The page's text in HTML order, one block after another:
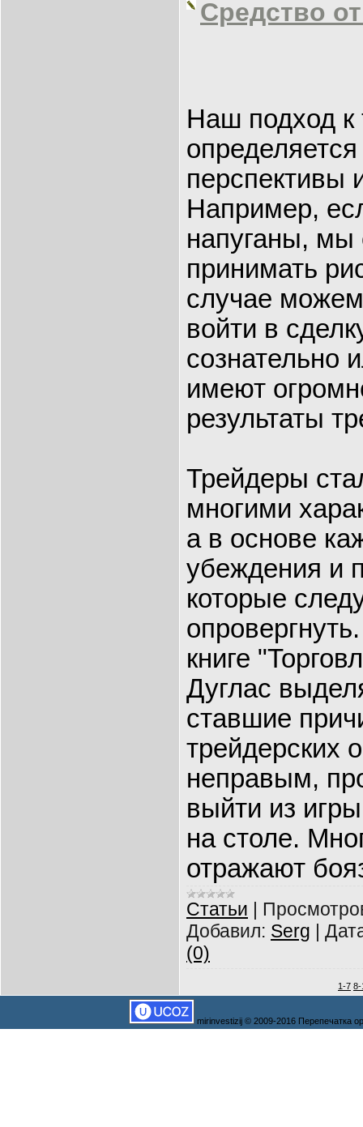
Средство
Наш подход к
перспективы
Например,
напуганы, мы
принимать
случае
войти в
сознательно
имеют
результаты
Трейдеры
многими
а в основе
убеждения и
которые
книге
Дуглас
ставшие
трейдерских
неправым,
выйти из
на столе.
отражают
Статьи |
Добавил: Serg |
(0)
1-7 8-
mirinvestizij © 2009-2016 Перепечатка